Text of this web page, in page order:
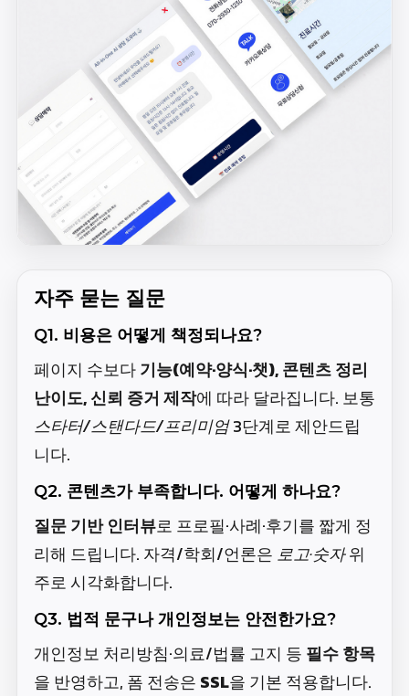
자주 묻는 질문
Q1. 비용은 어떻게 책정되나요?
페이지 수보다기능(예약·양식·챗), 콘텐츠 정리
난이도, 신뢰 증거 제작에 따라 달라집니다. 보통
스타터/스탠다드/프리미엄3단계로 제안드립
니다.
Q2. 콘텐츠가 부족합니다. 어떻게 하나요?
질문 기반 인터뷰로 프로필·사례·후기를 짧게 정
리해 드립니다. 자격/학회/언론은 로고·숫자위
주로 시각화합니다.
Q3. 법적 문구나 개인정보는 안전한가요?
개인정보 처리방침·의료/법률 고지 등 필수 항목
을 반영하고, 폼 전송은 SSL을 기본 적용합니다.